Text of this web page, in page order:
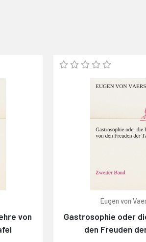
von
Eugen von
Gastrosophie oder
den Freuden